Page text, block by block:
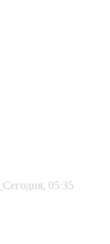
Сегодня, 05:35